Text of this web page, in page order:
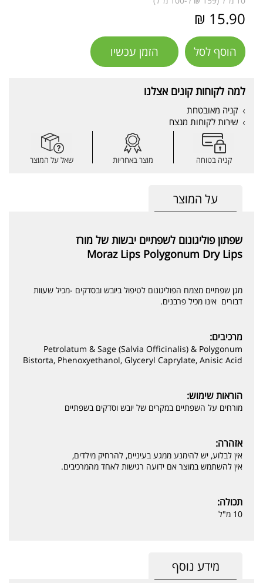
15.90 ₪
הוסף לסל הזמן עכשיו
למה לקוחות קונים אצלנו
קניה מאובטחת
שירות לקוחות מנצח
קניה בטוחה מוצר באחריות שאל על המוצר
על המוצר
שפתון פוליגונום לשפתיים יבשות של מורז
Moraz Lips Polygonum Dry Lips
מגן שפתיים מצמח הפוליגונום לטיפול ביובש ובסדקים -מכיל שעוות
דבורים אינו מכיל פרבנים.
מרכיבים:
Petrolatum & Sage (Salvia Officinalis) & Polygonum
Bistorta, Phenoxyethanol, Glyceryl Caprylate, Anisic Acid
הוראות שימוש:
מורחים על השפתיים במקרים של יובש וסדקים בשפתיים
אזהרה:
אין לבלוע, יש להימנע ממגע בעיניים, להרחיק מילדים,
אין להשתמש במוצר אם ידועה רגישות לאחד מהמרכיבים.
תכולה:
10 מ"ל
מידע נוסף